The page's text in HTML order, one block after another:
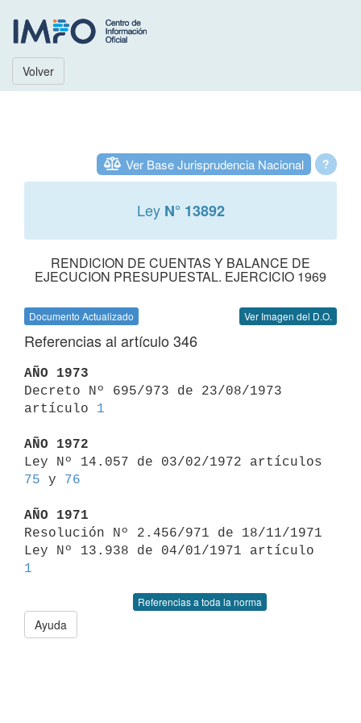
Volver
?
Ver Base Jurisprudencia Nacional
Ley N° 13892
RENDICION DE CUENTAS Y BALANCE DE
EJECUCION PRESUPUESTAL. EJERCICIO 1969
Documento Actualizado Ver Imagen del D.O.
Referencias al artículo 346
AÑO 1973
Decreto Nº 695/973 de 23/08/1973
artículo 1
AÑO 1972
75 y 76
AÑO 1971
Resolución Nº 2.456/971 de 18/11/1971
1
Referencias a toda la norma
Ayuda